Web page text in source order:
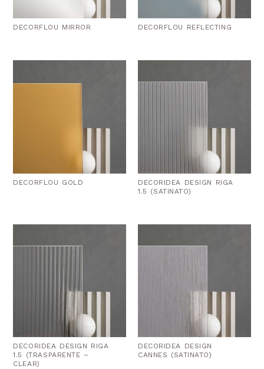
DECORFLOU MIRROR DECORFLOU REFLECTING
DECORFLOU GOLD
DECORIDEA DESIGN RIGA
1.5 (SATINATO)
DECORIDEA DESIGN RIGA
1.5 (TRASPARENTE –
CLEAR)
DECORIDEA DESIGN
CANNES (SATINATO)